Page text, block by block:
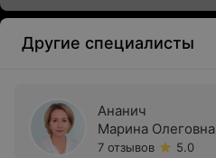
Другие специалисты
Ананич
Марина Олеговна
7 отзывов
5.0